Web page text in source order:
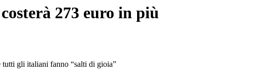
273 euro in più
tutti gli italiani fanno “salti di gioia”